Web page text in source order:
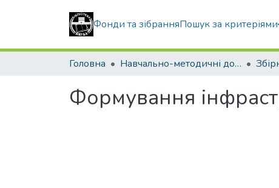
Фонди та зібранняПошук за критеріями
Головна Навчально-методичні документи
Формування